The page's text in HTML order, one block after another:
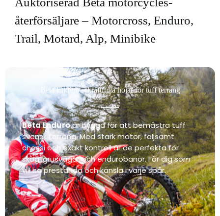
återförsäljare – Motorcross, Enduro,
Trail, Motard, Alp, Minibike
Beta Enduro – kraftfulla hojar för tuff terräng
Beta Enduroär byggd för att bemästra tuff
svensk terräng. Med stark motor, följsamt
chassi och exakt kontroll är de perfekta för
skog, grusvägar och endurobanor. För dig som
vill ha prestanda och känsla i varje spår.